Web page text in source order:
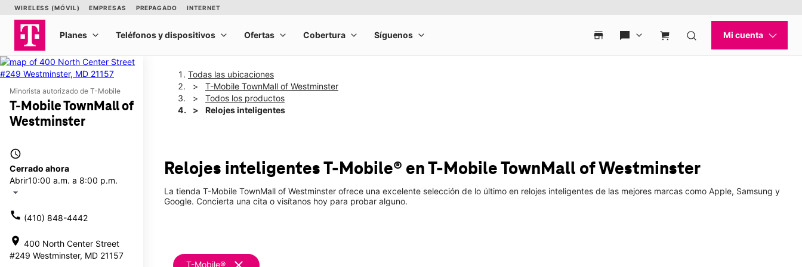
Minorista autorizado de T-Mobile
T-Mobile TownMall of
Westminster
access_time
Cerrado ahora
Abrir10:00 a.m. a 8:00 p.m.
arrow_drop_down
call (410) 848-4442
location_on 400 North Center Street
#249 Westminster, MD 21157
Todas las ubicaciones
T-Mobile TownMall of Westminster
Todos los productos
Relojes inteligentes
Relojes inteligentes T-Mobile® en T-MobileTownMall of Westminster
La tienda T-Mobile TownMall of Westminster ofrece una excelente selección de lo último en relojes inteligentes de las mejores marcas como Apple, Samsung y
Google. Concierta una cita o visítanos hoy para probar alguno.
T-Mobile®